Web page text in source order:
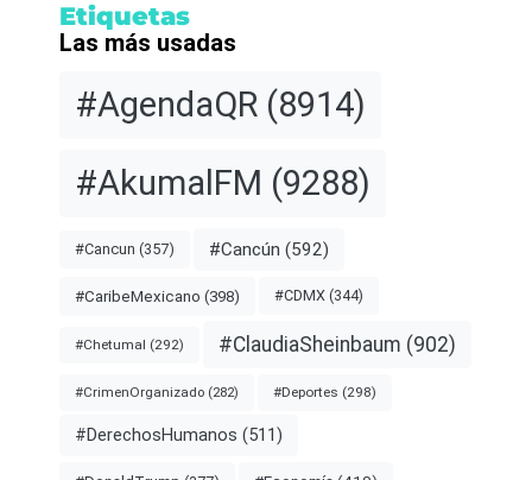
Etiquetas
Las más usadas
#AgendaQR (8914)
#AkumalFM (9288)
#Cancun (357) #Cancún (592)
#CaribeMexicano (398) #CDMX (344)
#Chetumal (292) #ClaudiaSheinbaum (902)
#CrimenOrganizado (282) #Deportes (298)
#DerechosHumanos (511)